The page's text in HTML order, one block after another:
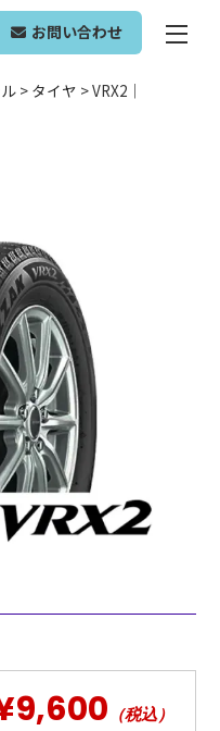
お問い合わせ
> タイヤ >VRX2｜
（税込）